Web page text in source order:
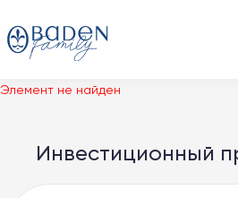
Элемент не найден
Инвестиционный